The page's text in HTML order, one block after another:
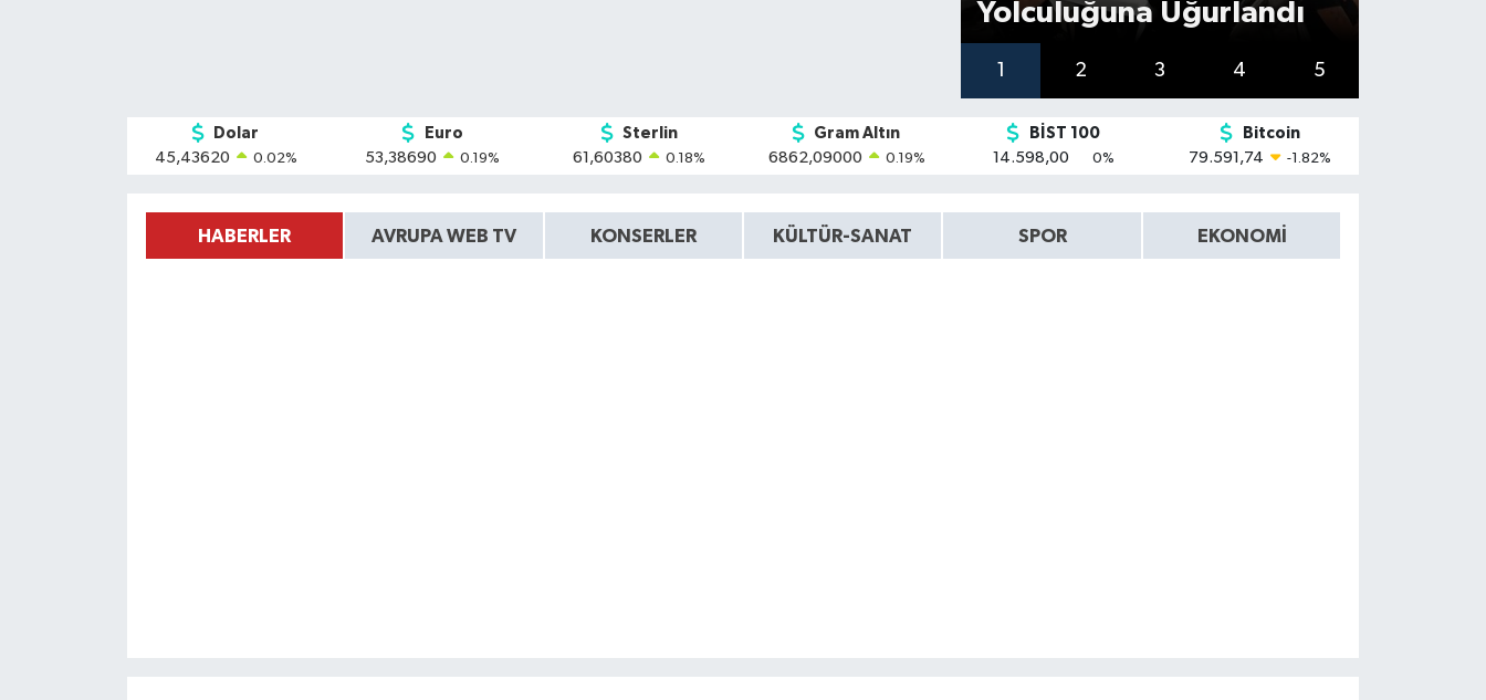
Yolculuğuna Uğurlandı
1 2 3 4 5
Dolar
45,43620
0.02%
Euro
53,38690
0.19%
Sterlin
61,60380
0.18%
Gram Altın
6862,09000
0.19%
BİST 100
14.598,00
0%
Bitcoin
79.591,74
-1.82%
HABERLER AVRUPA WEB TV KONSERLER KÜLTÜR-SANAT SPOR EKONOMI